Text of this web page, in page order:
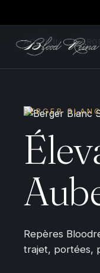
ACCUEIL ›
BERGER
Repères
trajet, portées,